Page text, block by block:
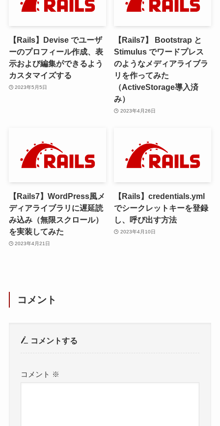
【Rails】Devise でユーザ
ーのプロフィール作成、表
示および編集ができるよう
カスタマイズする
2023年5月5日
【Rails7】 Bootstrap と
Stimulus でワードプレス
のようなメディアライブラ
リを作ってみた
（ActiveStorage導入済
み）
2023年4月26日
【Rails7】WordPress風メ
ディアライブラリに遅延読
み込み（無限スクロール）
を実装してみた
2023年4月21日
【Rails】credentials.yml
でシークレットキーを登録
し、呼び出す方法
2023年4月10日
コメント
コメントする
コメント ※